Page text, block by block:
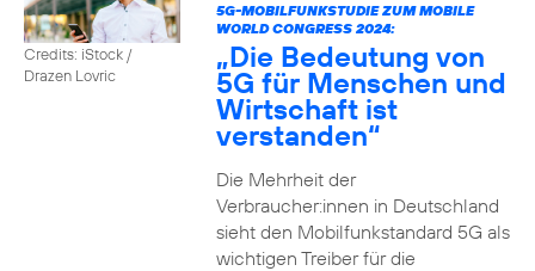
Credits: iStock /
Drazen Lovric
5G-MOBILFUNKSTUDIE ZUM MOBILE
WORLD CONGRESS 2024:
„Die Bedeutung von
5G für Menschen und
Wirtschaft ist
verstanden“
Die Mehrheit der
Verbraucher:innen in Deutschland
sieht den Mobilfunkstandard 5G als
wichtigen Treiber für die